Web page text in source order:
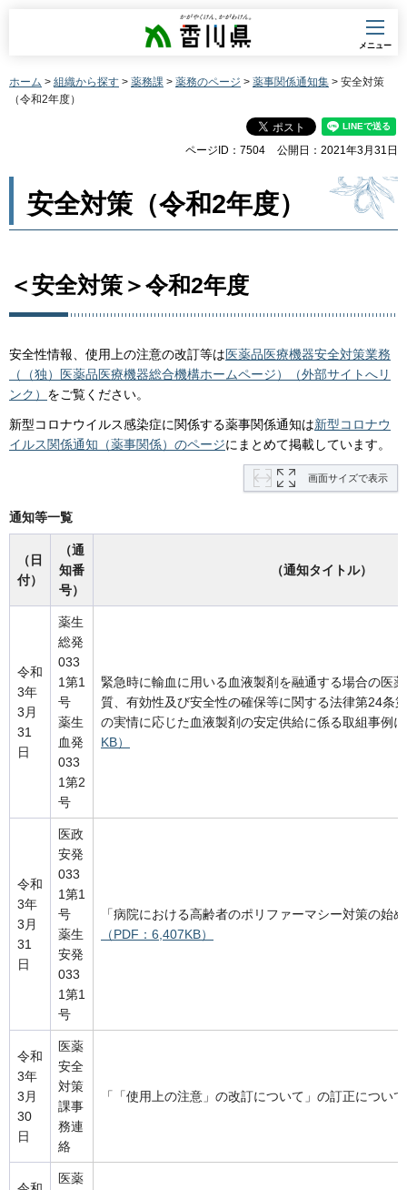
香川県
メニュー
ホーム > 組織から探す > 薬務課 > 薬務のページ > 薬事関係通知集 > 安全対策
（令和2年度）
ページID：7504 公開日：2021年3月31日
安全対策（令和2年度）
＜安全対策＞令和2年度
安全性情報、使用上の注意の改訂等は医薬品医療機器安全対策業務
（（独）医薬品医療機器総合機構ホームページ）（外部サイトへリ
ンク） をご覧ください。
新型コロナウイルス感染症に関係する薬事関係通知は新型コロナウ
イルス関係通知（薬事関係）のページにまとめて掲載しています。
画面サイズで表示
通知等一覧
（日
付）
（通
知番
号）
（通知タイトル）
令和
3年
3月
31
日
薬生
総発
033
1第1
号
薬生
血発
033
1第2
号
緊急時に輸血に用いる血液製剤を融通する場合の医
質、有効性及び安全性の確保等に関する法律第24条
の実情に応じた血液製剤の安定供給に係る取組事例
KB）
令和
3年
3月
31
日
医政
安発
033
1第1
号
薬生
安発
033
1第1
号
「病院における高齢者のポリファーマシー対策の始
（PDF：6,407KB）
令和
3年
3月
30
日
医薬
安全
対策
課事
務連
絡
「「使用上の注意」の改訂について」の訂正について
医薬